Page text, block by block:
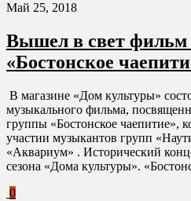
Май 25, 2018
Вышел в свет фильм
«Бостонское
В магазине «Дом культуры»
музыкального фильма,
группы «Бостонское чаепитие»,
участии музыкантов групп
«Аквариум» . Исторический
сезона «Дома культуры».
0